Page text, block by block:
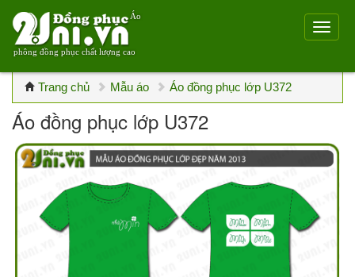
Áo
phông đồng phục chất lượng cao
Trang chủ Mẫu áo Áo đồng phục lớp U372
Áo đồng phục lớp U372